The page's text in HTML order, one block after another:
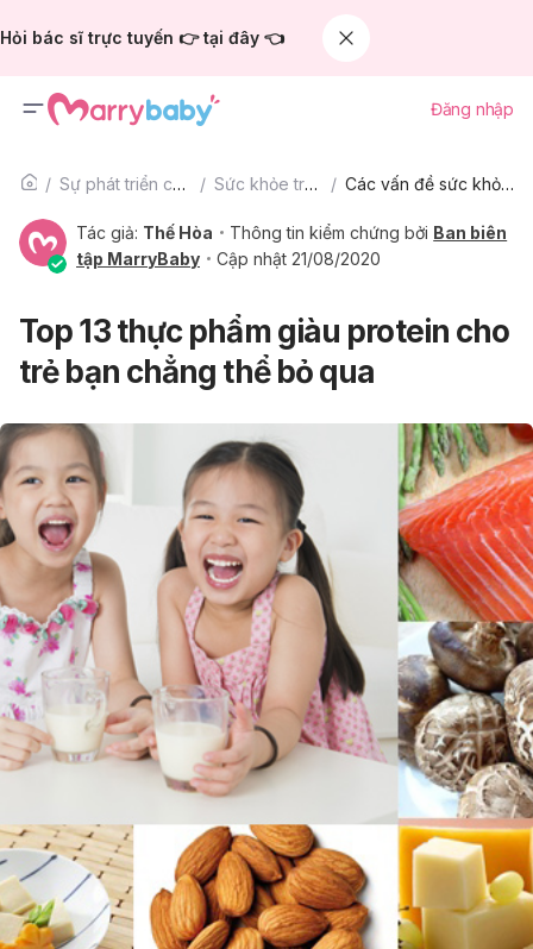
Hỏi bác sĩ trực tuyến 👉 tại đây 👈
Đăng nhập
Sự phát triển của trẻ Sức khỏe trẻ em Các vấn đề sức khỏe trẻ em khác
Tác giả: Thế Hòa Thông tin kiểm chứng bởi Ban biên
tập MarryBaby
Cập nhật 21/08/2020
Top 13 thực phẩm giàu protein cho
trẻ bạn chẳng thể bỏ qua